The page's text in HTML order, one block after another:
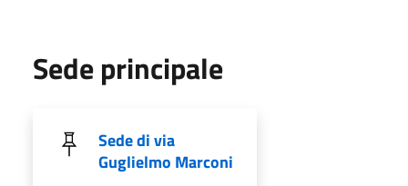
Sede principale
Sede di via
Guglielmo Marconi